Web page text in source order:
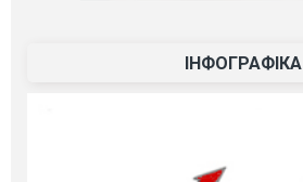
ІНФОГРАФІКА